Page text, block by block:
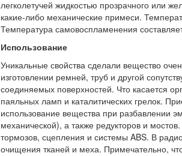
легколетучей жидкостью прозрачного или
какие-либо механические примеси.
Температура самовоспламенения
Использование
Уникальные свойства сделали вещество
изготовлении ремней, труб и другой
соединяемых поверхностей. Что касается
паяльных ламп и каталитических грелок.
использование вещества при разбавлении
механической), а также редукторов и
тормозов, сцепления и системы ABS. В
очищения тканей и меха. Примечательно,